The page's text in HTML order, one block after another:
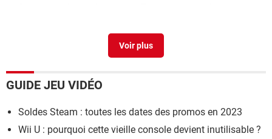
GUIDE JEU VIDÉO
Soldes Steam : toutes les dates des promos en 2023
Wii U : pourquoi cette vieille console devient inutilisable ?